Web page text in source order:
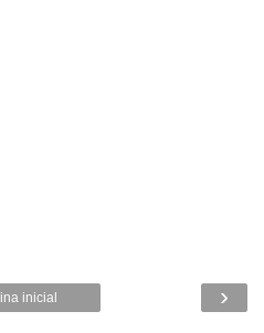
›
inicial